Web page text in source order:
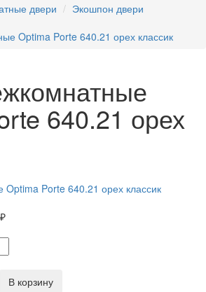
двери
Экошпон двери
Optima Porte 640.21 орех классик
640.21 орех
В корзину